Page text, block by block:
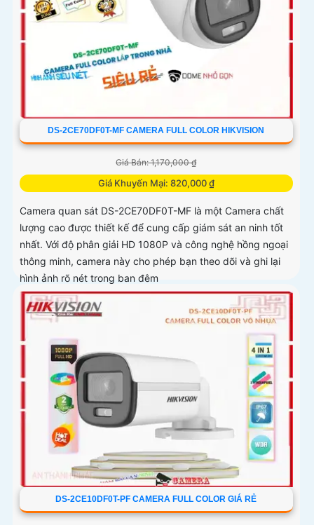
DS-2CE70DF0T-MF CAMERA FULL COLOR HIKVISION
Giá Bán: 1,170,000 ₫
Giá Khuyến Mại: 820,000 ₫
Camera quan sát DS-2CE70DF0T-MF là một Camera chất
lượng cao được thiết kế để cung cấp giám sát an ninh tốt
nhất. Với độ phân giải HD 1080P và công nghệ hồng ngoại
thông minh, camera này cho phép bạn theo dõi và ghi lại
hình ảnh rõ nét trong ban đêm
DS-2CE10DF0T-PF CAMERA FULL COLOR GIÁ RẺ